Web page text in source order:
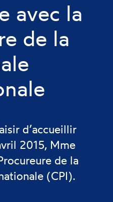
avec la
de la
d’accueillir
2015, Mme
de la
(CPI).